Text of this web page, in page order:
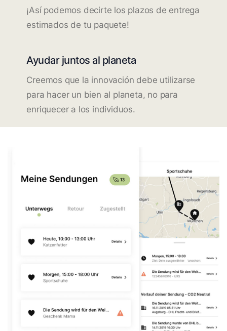
¡Así podemos decirte los plazos de entrega
estimados de tu paquete!
Ayudar juntos al planeta
Creemos que la innovación debe utilizarse
para hacer un bien al planeta, no para
enriquecer a los individuos.